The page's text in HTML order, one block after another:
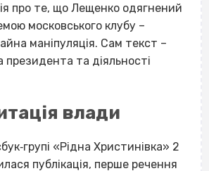
про те, що Лещенко одягнений
московського клубу –
маніпуляція. Сам текст –
президента та діяльності
влади
«Рідна Христинівка» 2
публікація, перше речення